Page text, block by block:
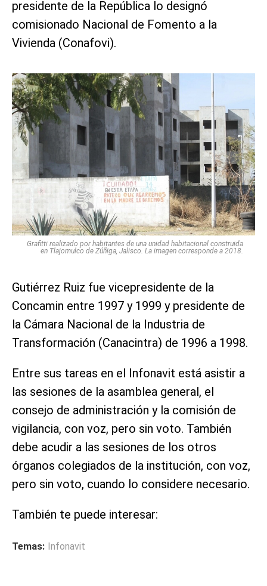
presidente de la República lo designó
comisionado Nacional de Fomento a la
Vivienda (Conafovi).
Grafitti realizado por habitantes de una unidad habitacional construida
en Tlajomulco de Zúñiga, Jalisco. La imagen corresponde a 2018.
Gutiérrez Ruiz fue vicepresidente de la
Concamin entre 1997 y 1999 y presidente de
la Cámara Nacional de la Industria de
Transformación (Canacintra) de 1996 a 1998.
Entre sus tareas en el Infonavit está asistir a
las sesiones de la asamblea general, el
consejo de administración y la comisión de
vigilancia, con voz, pero sin voto. También
debe acudir a las sesiones de los otros
órganos colegiados de la institución, con voz,
pero sin voto, cuando lo considere necesario.
También te puede interesar:
Temas: Infonavit